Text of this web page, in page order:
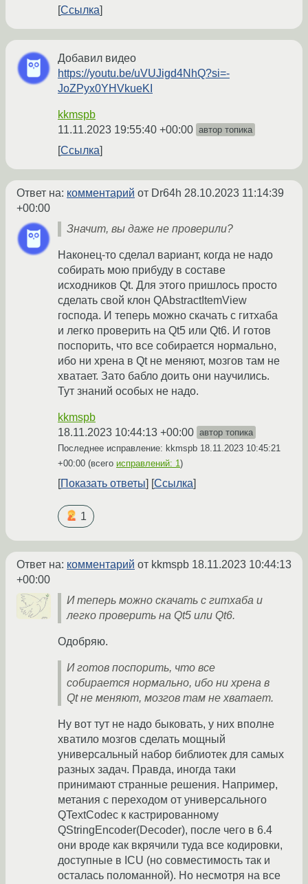
Ссылка
Добавил видео
https://youtu.be/uVUJigd4NhQ?si=-
JoZPyx0YHVkueKI
kkmspb
11.11.2023 19:55:40 +00:00 автор топика
Ссылка
Ответ на: комментарий от Dr64h 28.10.2023 11:14:39
+00:00
Значит, вы даже не проверили?
Наконец-то сделал вариант, когда не надо
собирать мою прибуду в составе
исходников Qt. Для этого пришлось просто
сделать свой клон QAbstractItemView
господа. И теперь можно скачать с гитхаба
и легко проверить на Qt5 или Qt6. И готов
поспорить, что все собирается нормально,
ибо ни хрена в Qt не меняют, мозгов там не
хватает. Зато бабло доить они научились.
Тут знаний особых не надо.
kkmspb
18.11.2023 10:44:13 +00:00 автор топика
Последнее исправление: kkmspb 18.11.2023 10:45:21
+00:00 (всего исправлений: 1)
Показать ответы Ссылка
1
Ответ на: комментарий от kkmspb 18.11.2023 10:44:13
+00:00
И теперь можно скачать с гитхаба и
легко проверить на Qt5 или Qt6.
Одобряю.
И готов поспорить, что все
собирается нормально, ибо ни хрена в
Qt не меняют, мозгов там не хватает.
Ну вот тут не надо быковать, у них вполне
хватило мозгов сделать мощный
универсальный набор библиотек для самых
разных задач. Правда, иногда таки
принимают странные решения. Например,
метания с переходом от универсального
QTextCodec к кастрированному
QStringEncoder(Decoder), после чего в 6.4
они вроде как вкрячили туда все кодировки,
доступные в ICU (но совместимость так и
осталась поломанной). Но несмотря на все